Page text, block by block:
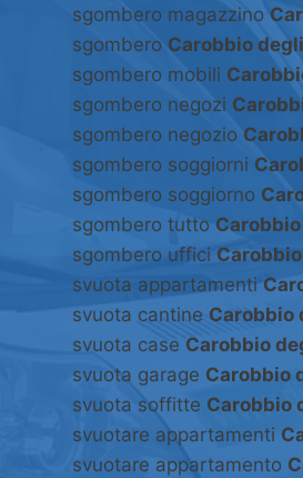
sgombero magazzino
sgombero Carobbio
sgombero mobili
sgombero negozi
sgombero negozio
sgombero soggiorni
sgombero soggiorno
sgombero tutto
sgombero uffici
svuota appartamenti
svuota cantine Carobbio
svuota case Carobbio
svuota garage Carobbio
svuota soffitte Carobbio
svuotare appartamenti
svuotare appartamento